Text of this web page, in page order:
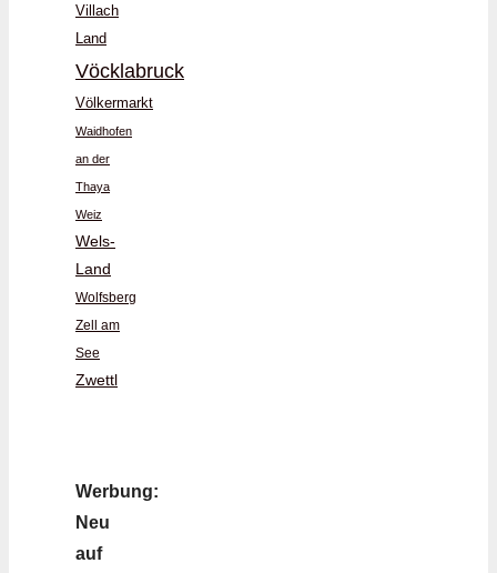
Villach
Land
Vöcklabruck
Völkermarkt
Waidhofen
an der
Thaya
Weiz
Wels-
Land
Wolfsberg
Zell am
See
Zwettl
Werbung:
Neu
auf